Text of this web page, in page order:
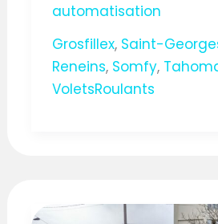
automatisation
Grosfillex, Saint-
Reneins, Somfy,
VoletsRoulants
DE